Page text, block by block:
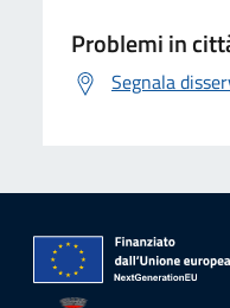
Problemi in
Segnala